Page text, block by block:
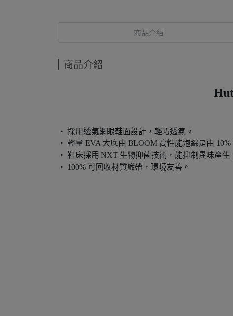
商品介紹
商品介紹
‧ 採用透氣網眼鞋面設計，輕巧透氣。
‧ 輕量 EVA 大底由 BLOOM 高性能泡綿是由
‧ 鞋床採用 NXT 生物抑菌技術，能抑制異味產生
‧ 100% 可回收材質織帶，環境友善。